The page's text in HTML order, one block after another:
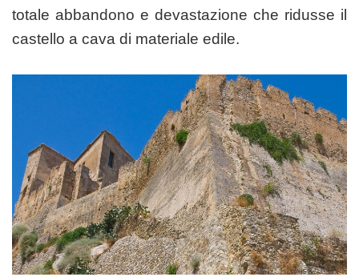
totale abbandono e devastazione che ridusse il
castello a cava di materiale edile.